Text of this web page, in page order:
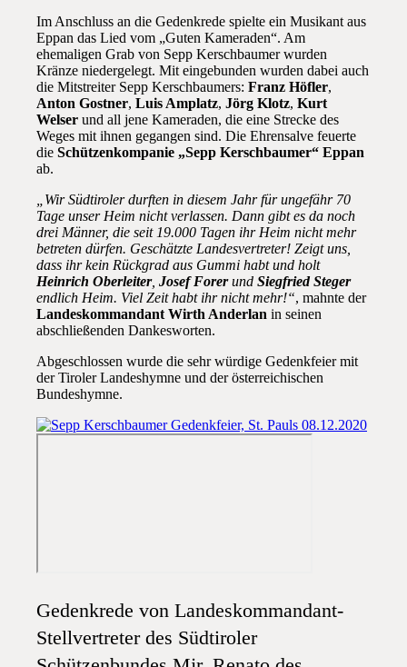
Im Anschluss an die Gedenkrede spielte ein Musikant aus
Eppan das Lied vom „Guten Kameraden“. Am
ehemaligen Grab von Sepp Kerschbaumer wurden
Kränze niedergelegt. Mit eingebunden wurden dabei auch
die Mitstreiter Sepp Kerschbaumers: Franz Höfler,
Anton Gostner, Luis Amplatz, Jörg Klotz, Kurt
Welser und all jene Kameraden, die eine Strecke des
Weges mit ihnen gegangen sind. Die Ehrensalve feuerte
die Schützenkompanie „Sepp Kerschbaumer“ Eppan
ab.
„Wir Südtiroler durften in diesem Jahr für ungefähr 70
Tage unser Heim nicht verlassen. Dann gibt es da noch
drei Männer, die seit 19.000 Tagen ihr Heim nicht mehr
betreten dürfen. Geschätzte Landesvertreter! Zeigt uns,
dass ihr kein Rückgrad aus Gummi habt und holt
Heinrich Oberleiter, Josef Forerund Siegfried Steger
endlich Heim. Viel Zeit habt ihr nicht mehr!“, mahnte der
Landeskommandant Wirth Anderlan in seinen
abschließenden Dankesworten.
Abgeschlossen wurde die sehr würdige Gedenkfeier mit
der Tiroler Landeshymne und der österreichischen
Bundeshymne.
Gedenkrede von Landeskommandant-
Stellvertreter des Südtiroler